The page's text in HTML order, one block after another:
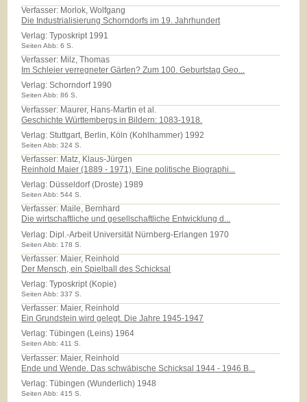
Verfasser: Morlok, Wolfgang
Die Industrialisierung Schorndorfs im 19. Jahrhundert
Verlag:Typoskript 1991
Seiten Abb: 6 S.
Verfasser: Milz, Thomas
Im Schleier verregneter Gärten? Zum 100. Geburtstag Geo...
Verlag:Schorndorf 1990
Seiten Abb: 86 S.
Verfasser: Maurer, Hans-Martin et al.
Geschichte Württembergs in Bildern: 1083-1918.
Verlag:Stuttgart, Berlin, Köln (Kohlhammer) 1992
Seiten Abb: 324 S.
Verfasser: Matz, Klaus-Jürgen
Reinhold Maier (1889 - 1971). Eine politische Biographi...
Verlag: Düsseldorf (Droste) 1989
Seiten Abb: 544 S.
Verfasser: Maile, Bernhard
Die wirtschaftliche und gesellschaftliche Entwicklung d...
Verlag: Dipl.-Arbeit Universität Nürnberg-Erlangen 1970
Seiten Abb: 178 S.
Verfasser: Maier, Reinhold
Der Mensch, ein Spielball des Schicksal
Verlag:Typoskript (Kopie)
Seiten Abb: 337 S.
Verfasser: Maier, Reinhold
Ein Grundstein wird gelegt. Die Jahre 1945-1947
Verlag:Tübingen (Leins) 1964
Seiten Abb: 411 S.
Verfasser: Maier, Reinhold
Ende und Wende. Das schwäbische Schicksal 1944 - 1946 B...
Verlag:Tübingen (Wunderlich) 1948
Seiten Abb: 415 S.